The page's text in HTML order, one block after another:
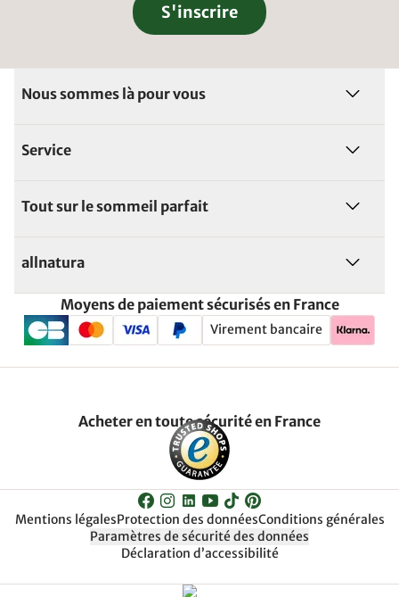
S'inscrire
Nous sommes là pour vous
Service
Tout sur le sommeil parfait
allnatura
Moyens de paiement sécurisés en France
Virement bancaire
Acheter en toute sécurité en France
Mentions légalesProtection des donnéesConditions générales
Paramètres de sécurité des données
Déclaration d’accessibilité